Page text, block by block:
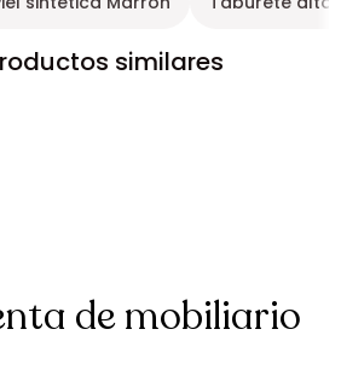
similares
de mobiliario